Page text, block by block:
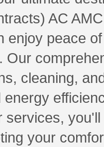
AC
enjoy peace
Our
cleaning,
services,
your